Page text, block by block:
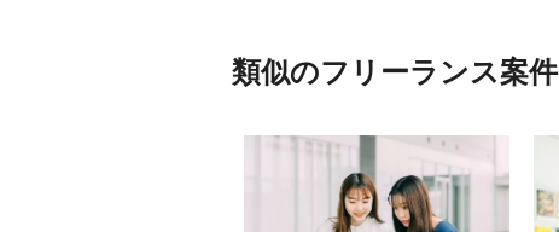
類似のフリーランス案件